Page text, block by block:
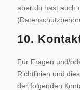
aber du hast auch
10.
Für Fragen und/
Richtlinien und
der folgenden